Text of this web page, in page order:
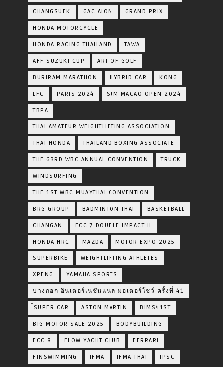
CHANGSUEK GAC AION GRAND PRIX
HONDA MOTORCYCLE
HONDA RACING THAILAND TAWA
AFF SUZUKI CUP ART OF GOLF
BURIRAM MARATHON HYBRID CAR KONG
LFC PARIS 2024 SJM MACAO OPEN 2024
TBPA
THAI AMATEUR WEIGHTLIFTING ASSOCIATION
THAI HONDA THAILAND BOXING ASSOCIATE
THE 63RD WBC ANNUAL CONVENTION TRUCK
WINDSURFING
THE 1ST WBC MUAYTHAI CONVENTION
BRG GROUP BADMINTON THAI BASKETBALL
CHANGAN FCC 7 DOUBLE IMPACT II
HONDA HRC MAZDA MOTOR EXPO 2025
SUPERBIKE WEIGHTLIFTING ATHLETES
XPENG YAMAHA SPORTS
บางกอก อินเตอร์เนชั่นแนล มอเตอร์โชว์ ครั้งที่ 41
้SUPER CAR ASTON MARTIN BIMS41ST
BIG MOTOR SALE 2025 BODYBUILDING
FCC 8 FLOW YACHT CLUB FERRARI
FINSWIMMING IFMA IFMA THAI IPSC